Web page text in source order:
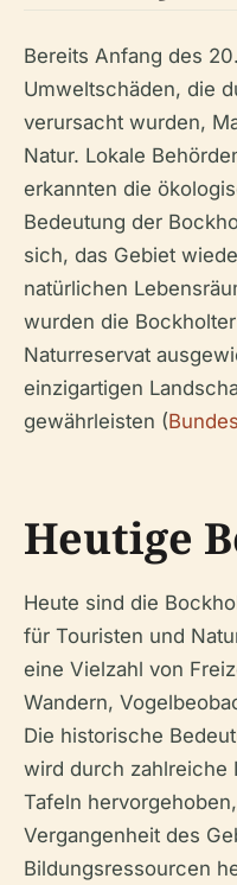
Bereits Anfang des
Umweltschäden, die
verursacht wurden,
Natur. Lokale
erkannten die
Bedeutung der
sich, das Gebiet
natürlichen
wurden die
Naturreservat
einzigartigen
gewährleisten (
Heutige
Heute sind die
für Touristen und
eine Vielzahl von
Wandern,
Die historische
wird durch zahlreiche
Tafeln
Vergangenheit des
Bildungsressourcen